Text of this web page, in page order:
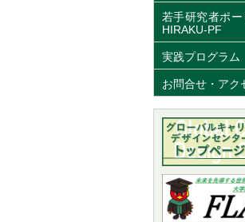
若手研究者ポ
HIRAKU-PF
実践プログラム
お問合せ・アク